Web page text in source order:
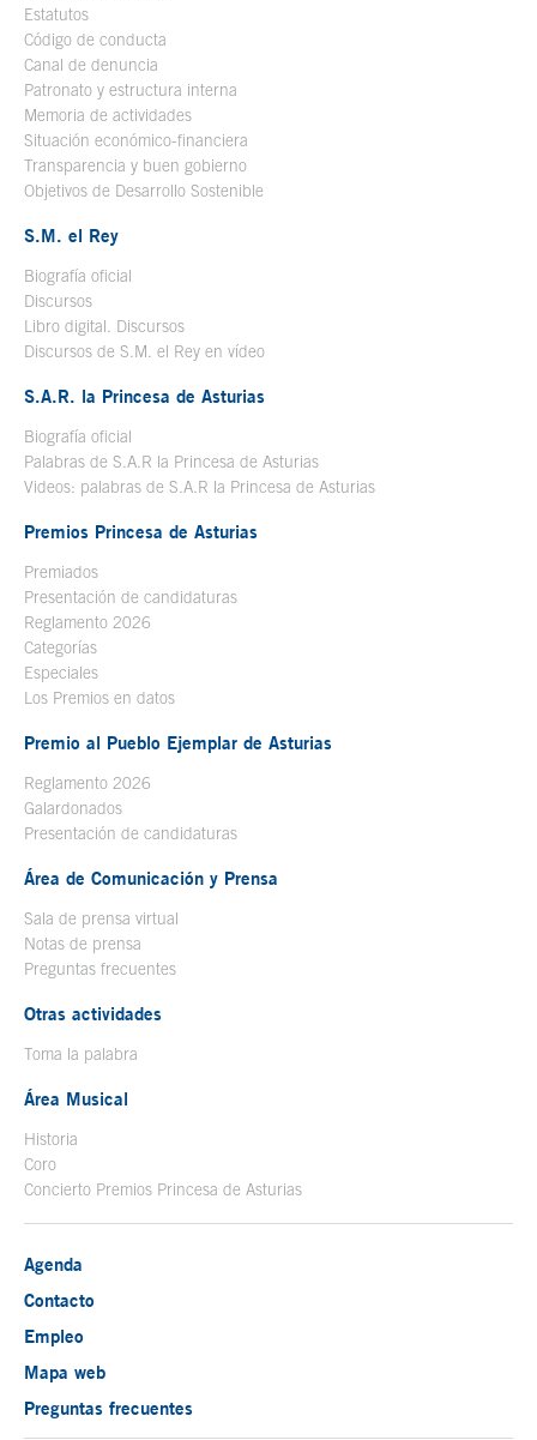
Estatutos
Código de conducta
Canal de denuncia
Patronato y estructura interna
Memoria de actividades
Situación económico-financiera
Transparencia y buen gobierno
Objetivos de Desarrollo Sostenible
S.M. el Rey
Biografía oficial
Discursos
Libro digital. Discursos
Discursos de S.M. el Rey en vídeo
S.A.R. la Princesa de Asturias
Biografía oficial
Palabras de S.A.R la Princesa de Asturias
Videos: palabras de S.A.R la Princesa de Asturias
Premios Princesa de Asturias
Premiados
Presentación de candidaturas
Reglamento 2026
Categorías
Especiales
Los Premios en datos
Premio al Pueblo Ejemplar de Asturias
Reglamento 2026
Galardonados
Presentación de candidaturas
Área de Comunicación y Prensa
Sala de prensa virtual
Notas de prensa
Preguntas frecuentes
Otras actividades
Toma la palabra
Área Musical
Historia
Coro
Concierto Premios Princesa de Asturias
Agenda
Contacto
Empleo
Mapa web
Preguntas frecuentes